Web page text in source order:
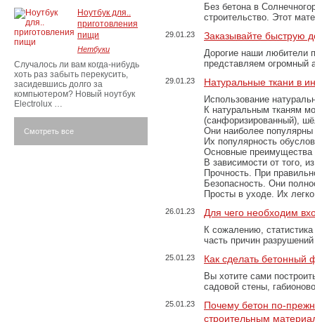
Без бетона в
строительство. Этот
29.01.23 Заказывайте быструю
Дорогие наши любители
представляем огромный
29.01.23 Натуральные ткани в
Использование
К натуральным тканям
(санфоризированный),
Они наиболее популярны
Их популярность
Основные преимущества
В зависимости от того,
Прочность. При
Безопасность. Они
Просты в уходе. Их
26.01.23 Для чего необходим
К сожалению,
часть причин
25.01.23 Как сделать бетонный
Вы хотите сами
садовой стены,
25.01.23
Почему бетон по-
строительным
Ноутбук для..
приготовления
пищи
Нетбуки
Случалось ли вам когда-нибудь
хоть раз забыть перекусить,
засидевшись долго за
компьютером? Новый ноутбук
Electrolux …
Смотреть все